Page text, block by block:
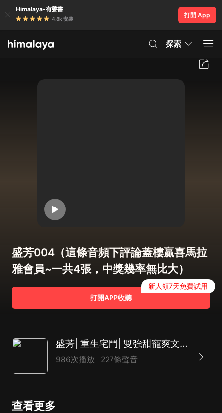
Himalaya-有聲書
4.8k 安裝
打開 App
探索
盛芳004（這條音頻下評論蓋樓贏喜馬拉
雅會員~一共4張，中獎幾率無比大）
打開APP收聽
新人領7天免費試用
盛芳| 重生宅鬥| 雙強甜寵爽文| 多人有聲劇
986次播放 227條聲音
查看更多